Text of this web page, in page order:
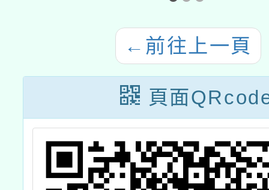
← 前往上一頁
頁面